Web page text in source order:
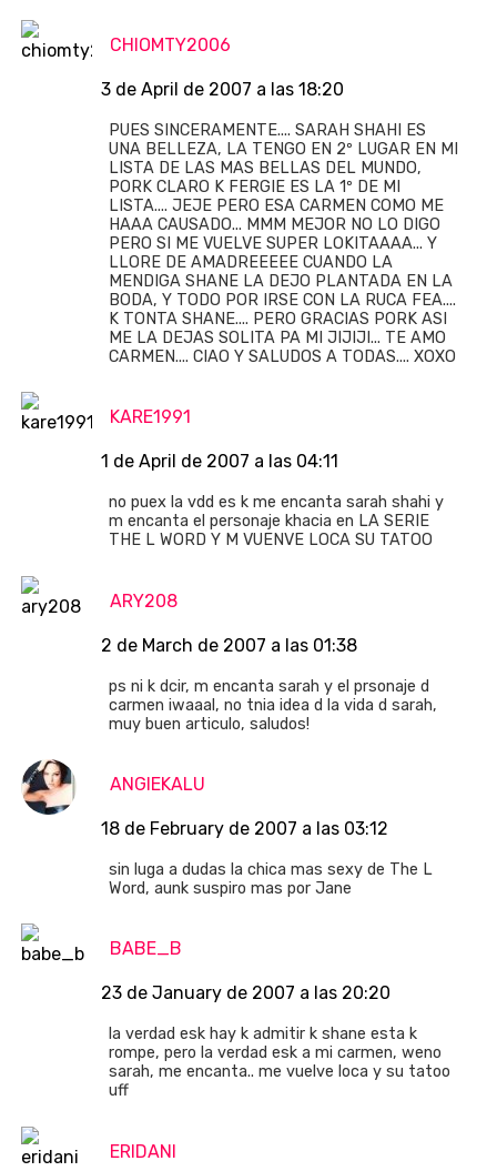
CHIOMTY2006
3 de April de 2007 a las 18:20
PUES SINCERAMENTE.... SARAH SHAHI ES
UNA BELLEZA, LA TENGO EN 2º LUGAR EN MI
LISTA DE LAS MAS BELLAS DEL MUNDO,
PORK CLARO K FERGIE ES LA 1º DE MI
LISTA.... JEJE PERO ESA CARMEN COMO ME
HAAA CAUSADO... MMM MEJOR NO LO DIGO
PERO SI ME VUELVE SUPER LOKITAAAA... Y
LLORE DE AMADREEEEE CUANDO LA
MENDIGA SHANE LA DEJO PLANTADA EN LA
BODA, Y TODO POR IRSE CON LA RUCA FEA....
K TONTA SHANE.... PERO GRACIAS PORK ASI
ME LA DEJAS SOLITA PA MI JIJIJI... TE AMO
CARMEN.... CIAO Y SALUDOS A TODAS.... XOXO
KARE1991
1 de April de 2007 a las 04:11
no puex la vdd es k me encanta sarah shahi y
m encanta el personaje khacia en LA SERIE
THE L WORD Y M VUENVE LOCA SU TATOO
ARY208
2 de March de 2007 a las 01:38
ps ni k dcir, m encanta sarah y el prsonaje d
carmen iwaaal, no tnia idea d la vida d sarah,
muy buen articulo, saludos!
ANGIEKALU
18 de February de 2007 a las 03:12
sin luga a dudas la chica mas sexy de The L
Word, aunk suspiro mas por Jane
BABE_B
23 de January de 2007 a las 20:20
la verdad esk hay k admitir k shane esta k
rompe, pero la verdad esk a mi carmen, weno
sarah, me encanta.. me vuelve loca y su tatoo
uff
ERIDANI